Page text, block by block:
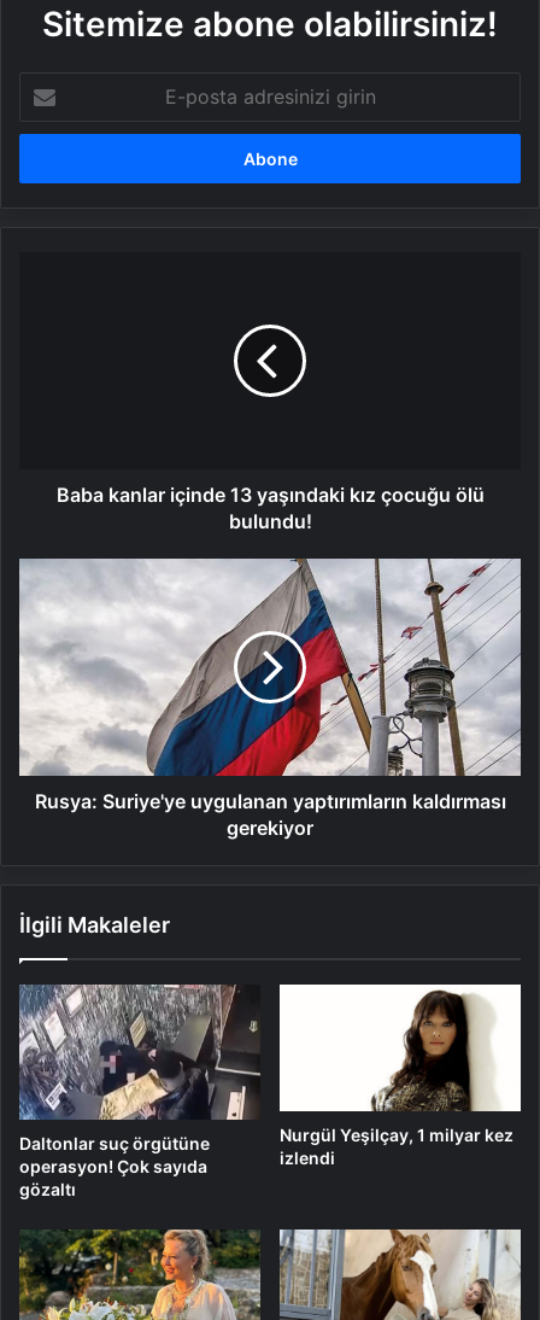
Sitemize abone olabilirsiniz!
posta
adresinizi
Baba kanlar içinde 13 yaşındaki kız çocuğu ölü
bulundu!
Rusya:
Suriye'ye
uygulanan
yaptırımların
kaldırması
gerekiyor
Rusya: Suriye'ye uygulanan yaptırımların kaldırması
gerekiyor
İlgili Makaleler
Daltonlar suç örgütüne
operasyon! Çok sayıda
gözaltı
Nurgül Yeşilçay, 1 milyar kez
izlendi